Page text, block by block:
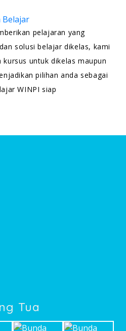
pelajaran yang
solusi belajar dikelas, kami
untuk dikelas maupun
pilihan anda sebagai
WINPI siap
Tua